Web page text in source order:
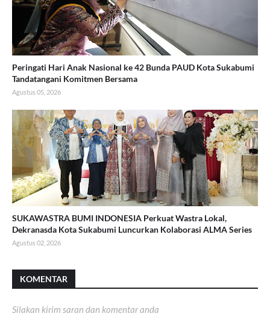
Peringati Hari Anak Nasional ke 42 Bunda PAUD Kota Sukabumi
Tandatangani Komitmen Bersama
Agustus 05, 2026
SUKAWASTRA BUMI INDONESIA Perkuat Wastra Lokal,
Dekranasda Kota Sukabumi Luncurkan Kolaborasi ALMA Series
Agustus 02, 2026
KOMENTAR
Silakan kirim saran dan komentar anda